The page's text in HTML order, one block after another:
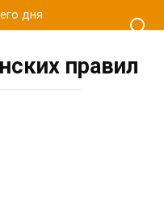
дня
правил